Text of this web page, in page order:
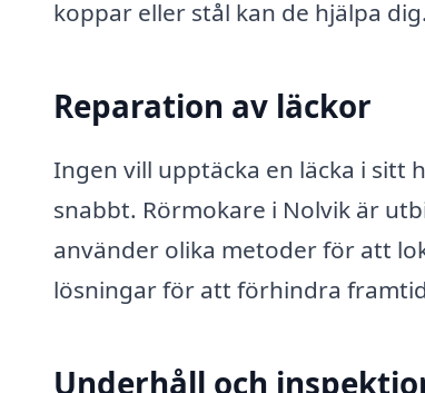
koppar eller stål kan de hjälpa dig.
Reparation av läckor
Ingen vill upptäcka en läcka i sitt
snabbt. Rörmokare i Nolvik är
använder olika metoder för att
lösningar för att förhindra
Underhåll och